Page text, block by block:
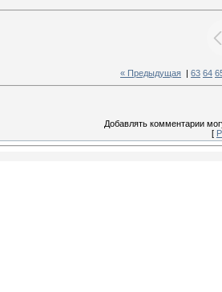
« Предыдущая 63 64
Добавлять комментарии
[